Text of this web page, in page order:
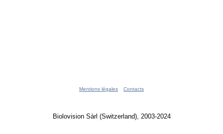
Mentions légales Contacts
Biolovision Sàrl (Switzerland), 2003-2024